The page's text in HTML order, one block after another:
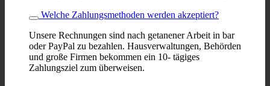
Welche Zahlungsmethoden werden akzeptiert?
Unsere Rechnungen sind nach getanener Arbeit in bar
oder PayPal zu bezahlen. Hausverwaltungen, Behörden
und große Firmen bekommen ein 10- tägiges
Zahlungsziel zum überweisen.